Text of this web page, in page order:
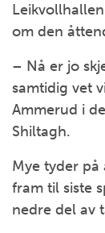
om den
– Nå er jo
samtidig vet
Ammerud i
Shiltagh.
Mye tyder
fram til siste
nedre del av